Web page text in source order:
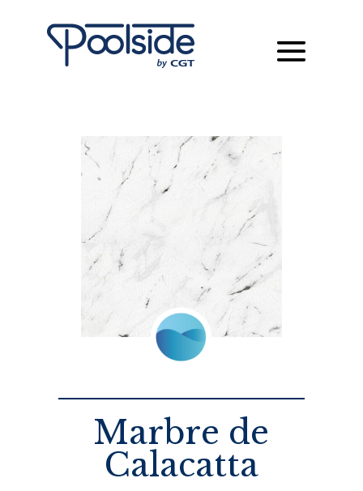
Marbre de
Calacatta